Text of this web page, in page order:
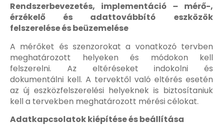
Rendszerbevezetés, implementáció – mérő-,
érzékelő és adattovábbító eszközök
felszerelése és beüzemelése
A mérőket és szenzorokat a vonatkozó tervben
meghatározott helyeken és módokon kell
felszerelni. Az eltéréseket indokolni és
dokumentálni kell. A tervektől való eltérés esetén
az új eszközfelszerelési helyeknek is biztosítaniuk
kell a tervekben meghatározott mérési célokat.
Adatkapcsolatok kiépítése és beállítása